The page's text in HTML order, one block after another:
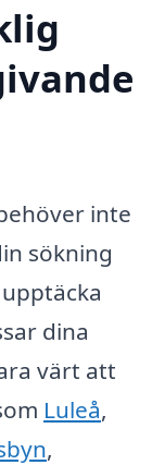
inte
sökning
dina
värt att
Luleå,
,